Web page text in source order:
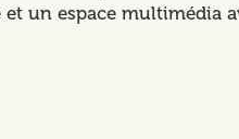
un espace multimédia